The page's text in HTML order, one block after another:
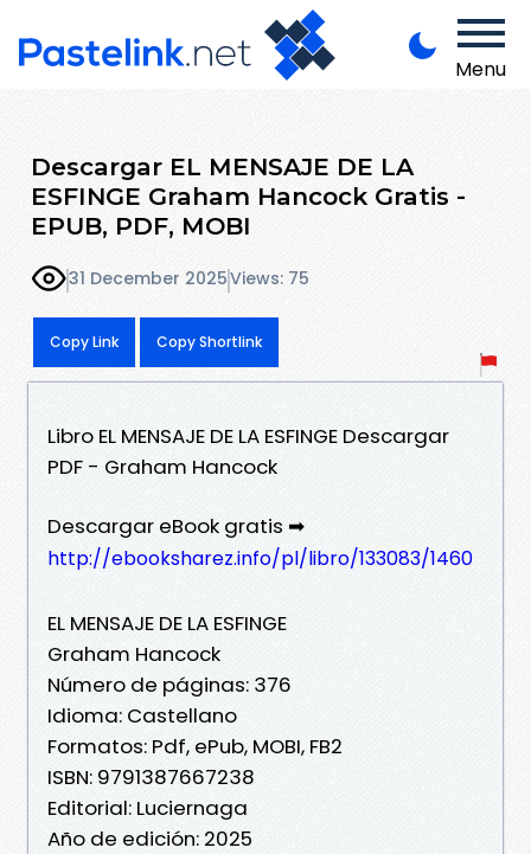
Menu
Descargar EL MENSAJE DE LA
ESFINGE Graham Hancock Gratis -
EPUB, PDF, MOBI
31 December 2025Views: 75
Copy Link Copy Shortlink
Libro EL MENSAJE DE LA ESFINGE Descargar
PDF - Graham Hancock
Descargar eBook gratis ➡
http://ebooksharez.info/pl/libro/133083/1460
EL MENSAJE DE LA ESFINGE
Graham Hancock
Número de páginas: 376
Idioma: Castellano
Formatos: Pdf, ePub, MOBI, FB2
ISBN: 9791387667238
Editorial: Luciernaga
Año de edición: 2025